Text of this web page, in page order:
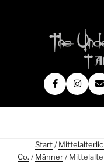
Start/
Co. /Männer/